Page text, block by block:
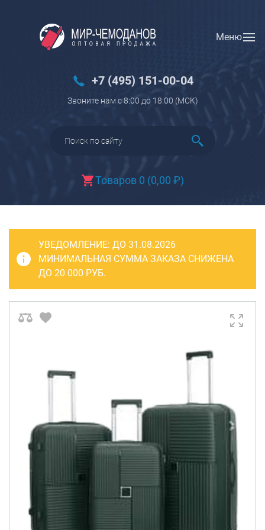
Меню
+7 (495) 151-00-04
Звоните нам с 8:00 до 18:00 (МCK)
Товаров 0 (0,00 ₽)
Вход Регистрация
Багаж
Чемоданы
Чемоданы детские
Пилоты на колесах
Рюкзаки детские для детских
Бьюти-кейсы
САКВОЯЖИ
РАСПРОДАЖА
Сумки пляжные
Сумки для ноутбуков
Сумки-тележки хозяйственные
Сумки детские
Рюкзаки
УВЕДОМЛЕНИЕ: ДО 31.08.2026
МИНИМАЛЬНАЯ СУММА ЗАКАЗА СНИЖЕНА
ДО 20 000 РУБ.